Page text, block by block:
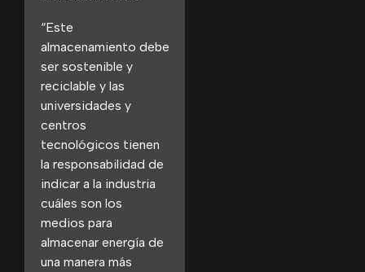
“Este
almacenamiento debe
ser sostenible y
reciclable y las
universidades y
centros
tecnológicos tienen
la responsabilidad de
indicar a la industria
cuáles son los
medios para
almacenar energía de
una manera más